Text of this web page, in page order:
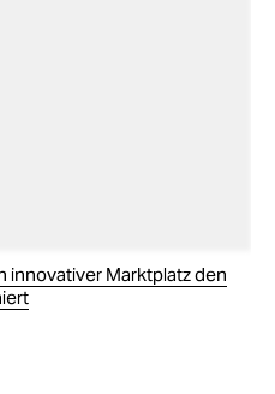
innovativer Marktplatz den